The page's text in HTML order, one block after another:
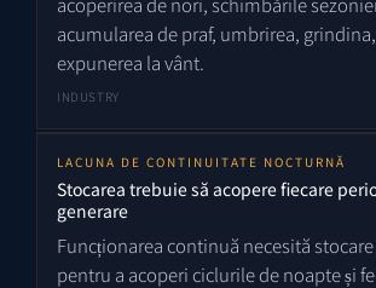
acumularea de praf, umbrirea,
expunerea la vânt.
INDUSTRY
LACUNA DE CONTINUITATE NOCTURNĂ
Stocarea trebuie să acopere fiecare
generare
Funcționarea continuă necesită
pentru a acoperi ciclurile de noapte și